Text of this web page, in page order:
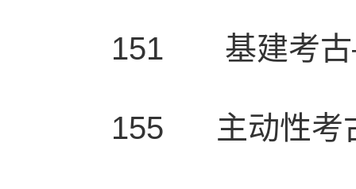
151 基建考古
155 主动性考